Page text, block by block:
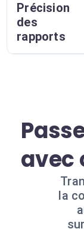
Précision
des
rapports
avec
la